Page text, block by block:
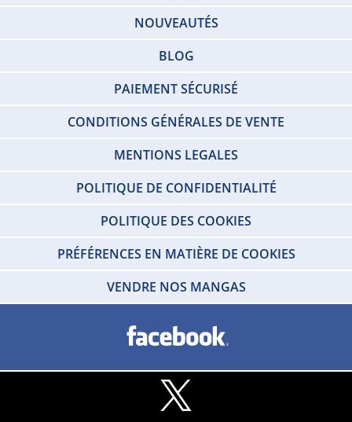
NOUVEAUTÉS
BLOG
PAIEMENT SÉCURISÉ
CONDITIONS GÉNÉRALES DE VENTE
MENTIONS LEGALES
POLITIQUE DE CONFIDENTIALITÉ
POLITIQUE DES COOKIES
PRÉFÉRENCES EN MATIÈRE DE COOKIES
VENDRE NOS MANGAS